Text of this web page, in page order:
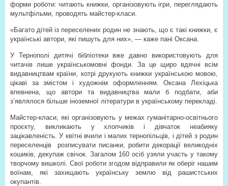
форми роботи: читають книжки, організовують ігри, переглядають
мультфільми, проводять майстер-класи.
«Багато дітей із переселених родин не знають, що є такі книжки, є
українські автори, які пишуть для них», — каже пані Оксана.
У Тернополі дитячі бібліотеки вже давно використовують для
читачів лише українськомовні фонди. За це щиро вдячні всім
видавництвам країни, котрі друкують книжки українською мовою,
цікаві за змістом і художнім оформленням. Оксана Лехіцька
впевнена, що автори та видавництва мали б подбати, аби
з’являлося більше іноземної літератури в українському перекладі.
Майстер-класи, які організовують у межах гуманітарно-освітнього
проєкту, викликають у хлопчиків і дівчаток неабияку
зацікавленість. У квітні вчили і малих тернопільців, і дітей з родин
переселенців
розписувати писанки, робити декорації великодніх
кошиків, декупаж свічок. Загалом 160 осіб узяли участь у такому
творчому вишколі. Свої роботи згодом відправили як оберіг нашим
воїнам, які захищають українську землю від рашистських
окупантів.